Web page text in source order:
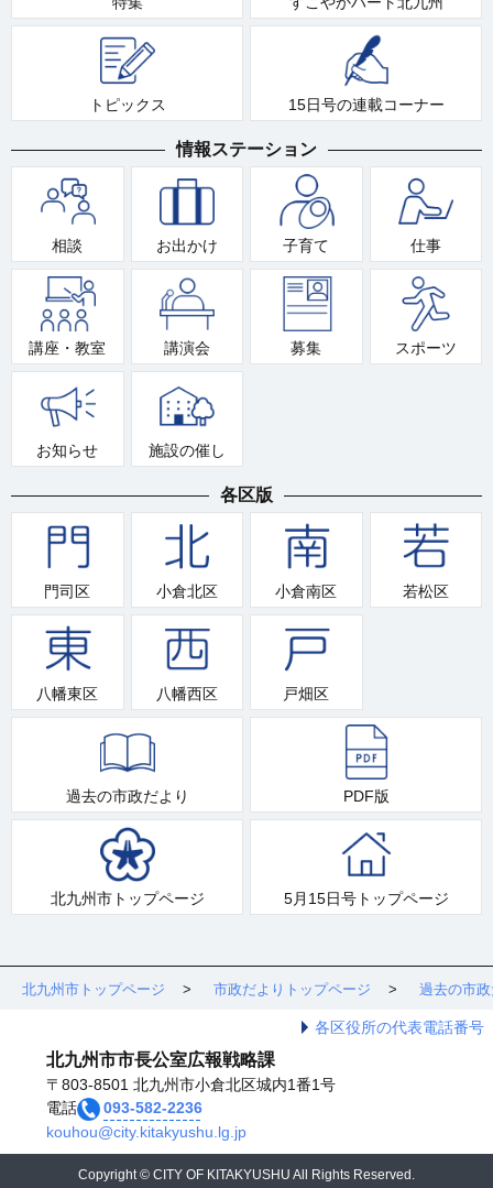
トピックス 15日号の連載コーナー
情報ステーション
相談 お出かけ 子育て 仕事
講座・教室 講演会 募集 スポーツ
お知らせ 施設の催し
各区版
門司区 小倉北区 小倉南区 若松区
八幡東区 八幡西区 戸畑区
過去の市政だより PDF版
北九州市トップページ 5月15日号トップページ
北九州市トップページ 市政だよりトップページ 過去の市
各区役所の代表電話番号
北九州市市長公室広報戦略課
〒803-8501 北九州市小倉北区城内1番1号
電話
093-582-2236
kouhou@city.kitakyushu.lg.jp
Copyright © CITY OF KITAKYUSHU All Rights Reserved.